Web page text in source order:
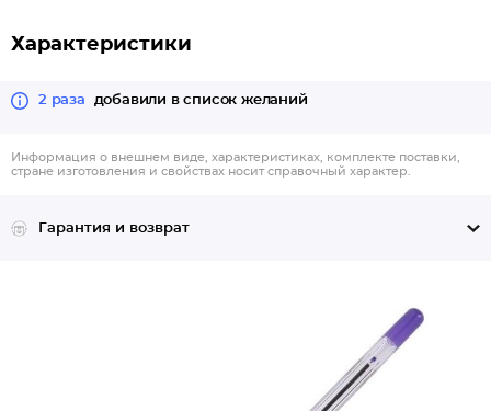
Характеристики
2 раза добавили в список желаний
Информация о внешнем виде, характеристиках, комплекте поставки,
стране изготовления и свойствах носит справочный характер.
Гарантия и возврат